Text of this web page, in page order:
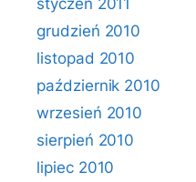
styczeń 2011
grudzień 2010
listopad 2010
październik 2010
wrzesień 2010
sierpień 2010
lipiec 2010